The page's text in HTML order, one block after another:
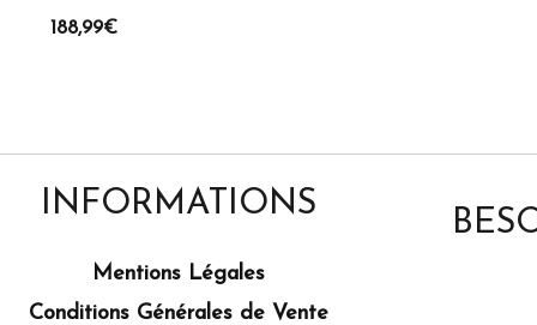
188,99€
INFORMATIONS
Mentions Légales
Conditions Générales de Vente